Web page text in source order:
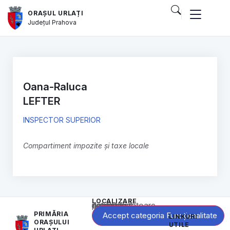
ORAȘUL URLAȚI
JudețulPrahova
Oana-Raluca
LEFTER
INSPECTOR SUPERIOR
Compartiment impozite și taxe locale
PRIMĂRIA
ORAȘULUI
LOCALIZARE
Acest conținut este blocat până când acceptați categoria corespunzătoare de cookie-uri.
Accept categoria Funcționalitate
LINKURI
UTILE